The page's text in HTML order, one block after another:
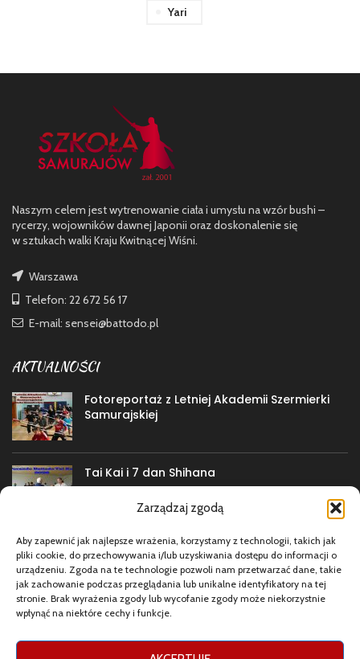
Zarządzaj zgodą
Aby zapewnić jak najlepsze wrażenia, korzystamy z technologii, takich jak
pliki cookie, do przechowywania i/lub uzyskiwania dostępu do informacji o
urządzeniu. Zgoda na te technologie pozwoli nam przetwarzać dane, takie
jak zachowanie podczas przeglądania lub unikalne identyfikatory na tej
stronie. Brak wyrażenia zgody lub wycofanie zgody może niekorzystnie
wpłynąć na niektóre cechy i funkcje.
Yari
Naszym celem jest wytrenowanie ciała i umysłu na wzór bushi –
rycerzy, wojowników dawnej Japonii oraz doskonalenie się
w sztukach walki Kraju Kwitnącej Wiśni.
Warszawa
Telefon: 22 672 56 17
E-mail: sensei@battodo.pl
AKTUALNOŚCI
Fotoreportaż z Letniej Akademii Szermierki
Samurajskiej
Tai Kai i 7 dan Shihana
Przerwa wakacyjna
MEDIA